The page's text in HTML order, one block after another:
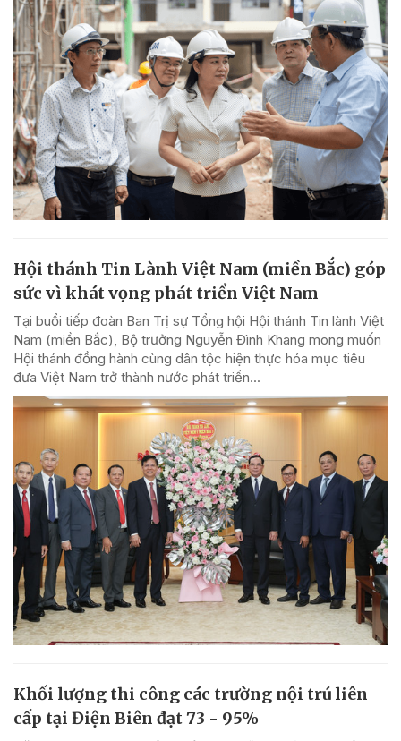
Hội thánh Tin Lành Việt Nam (miền Bắc) góp
sức vì khát vọng phát triển Việt Nam
Tại buổi tiếp đoàn Ban Trị sự Tổng hội Hội thánh Tin lành Việt
Nam (miền Bắc), Bộ trưởng Nguyễn Đình Khang mong muốn
Hội thánh đồng hành cùng dân tộc hiện thực hóa mục tiêu
đưa Việt Nam trở thành nước phát triển...
Khối lượng thi công các trường nội trú liên
cấp tại Điện Biên đạt 73 - 95%